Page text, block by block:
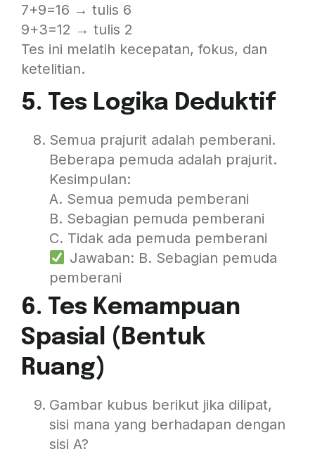
7+9=16 → tulis 6
9+3=12 → tulis 2
Tes ini melatih kecepatan, fokus, dan
ketelitian.
5. Tes Logika Deduktif
Semua prajurit adalah pemberani.
Beberapa pemuda adalah prajurit.
Kesimpulan:
A. Semua pemuda pemberani
B. Sebagian pemuda pemberani
C. Tidak ada pemuda pemberani
Jawaban: B. Sebagian pemuda
pemberani
6. Tes Kemampuan
Spasial (Bentuk
Ruang)
Gambar kubus berikut jika dilipat,
sisi mana yang berhadapan dengan
sisi A?